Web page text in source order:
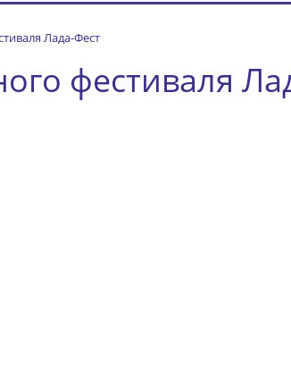
Лада-Фест
фестиваля